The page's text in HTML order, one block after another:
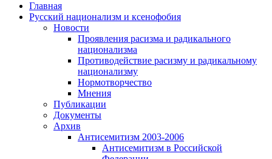
Главная
Русский национализм и ксенофобия
Новости
Проявления расизма и радикального
национализма
Противодействие расизму и радикальному
национализму
Нормотворчество
Мнения
Публикации
Документы
Архив
Антисемитизм 2003-2006
Антисемитизм в Российской